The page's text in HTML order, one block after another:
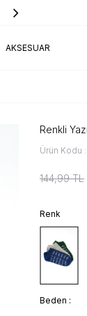
AKSESUAR
Renkli
Ürün Kodu
144,99TL
Renk
Beden :